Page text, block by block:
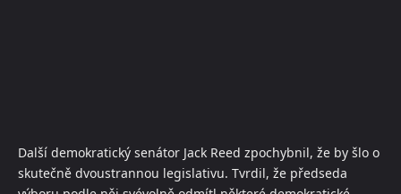
Další demokratický senátor Jack Reed zpochybnil, že by šlo o
skutečně dvoustrannou legislativu. Tvrdil, že předseda